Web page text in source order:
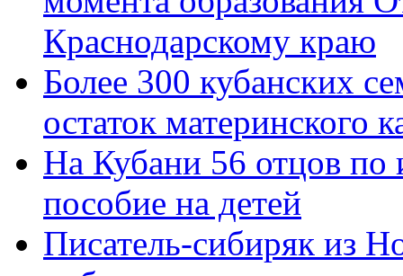
Краснодарскому краю
Более 300 кубанских
остаток материнского
На Кубани 56 отцов по
пособие на детей
Писатель-сибиряк из